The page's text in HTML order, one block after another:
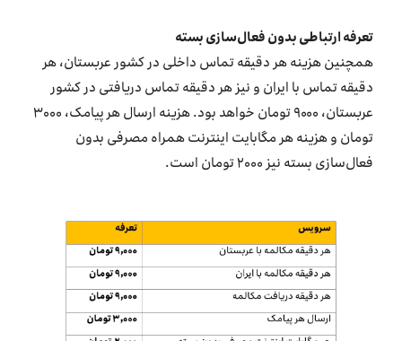
تعرفه ارتباطی بدون فعال‌سازی بسته
همچنین هزینه هر دقیقه تماس داخلی در کشور عربستان، هر
دقیقه تماس با ایران و نیز هر دقیقه تماس دریافتی در کشور
عربستان، ۹۰۰۰ تومان خواهد بود. هزینه ارسال هر پیامک، ۳۰۰۰
تومان و هزینه هر مگابایت اینترنت همراه مصرفی بدون
فعال‌سازی بسته نیز ۲۰۰۰ تومان است.